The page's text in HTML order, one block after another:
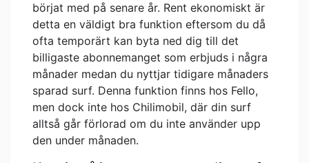
börjat med på senare år. Rent ekonomiskt är
detta en väldigt bra funktion eftersom du då
ofta temporärt kan byta ned dig till det
billigaste abonnemanget som erbjuds i några
månader medan du nyttjar tidigare månaders
sparad surf. Denna funktion finns hos Fello,
men dock inte hos Chilimobil, där din surf
alltså går förlorad om du inte använder upp
den under månaden.